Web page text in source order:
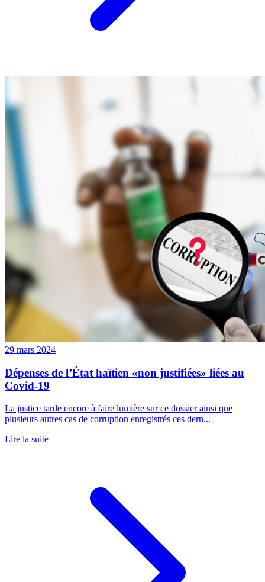
29 mars 2024
Dépenses de l’État haïtien «non justifiées» liées au
Covid-19
La justice tarde encore à faire lumière sur ce dossier ainsi que
plusieurs autres cas de corruption enregistrés ces dern...
Lire la suite